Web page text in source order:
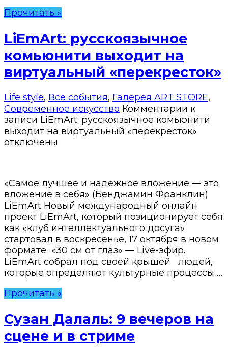
Прочитать »
LiEmArt: русскоязычное
комьюнити выходит на
виртуальный «перекресток»
Life style, Все события, Галерея ART STORE,
Современное искусство Комментарии к
записи LiEmArt: русскоязычное комьюнити
выходит на виртуальный «перекресток»
отключены
«Самое лучшее и надежное вложение — это
вложение в себя» (Бенджамин Франклин)
LiEmArt Новый международный онлайн
проект LiEmArt, который позиционирует себя
как «клуб интеллектуального досуга»
стартовал в воскресенье, 17 октября в новом
формате «30 см от глаз» — Live-эфир.
LiEmArt собрал под своей крышей людей,
которые определяют культурные процессы …
Прочитать »
Сузан Далаль: 9 вечеров на
сцене и в стриме